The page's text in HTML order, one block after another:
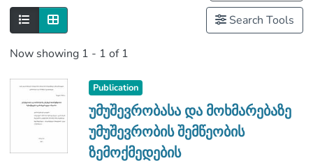
Search Tools
Now showing 1 - 1 of 1
Publication
უმუშევრობასა და მოხმარებაზე
უმუშევრობის შემწეობის
ზემოქმედების